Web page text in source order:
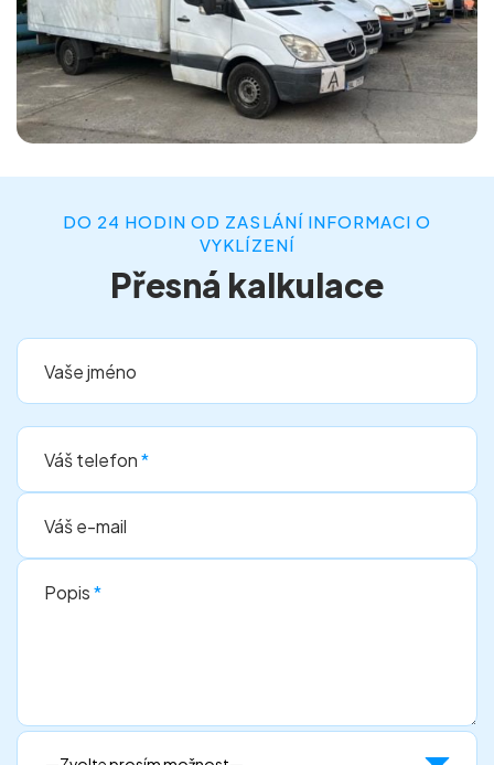
DO 24 HODIN OD ZASLÁNÍ INFORMACI O
VYKLÍZENÍ
Přesná kalkulace
Vaše jméno
Váš telefon*
Váš e-mail
Popis*